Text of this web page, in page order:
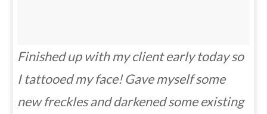
Finished up with my client early today so
I tattooed my face! Gave myself some
new freckles and darkened some existing